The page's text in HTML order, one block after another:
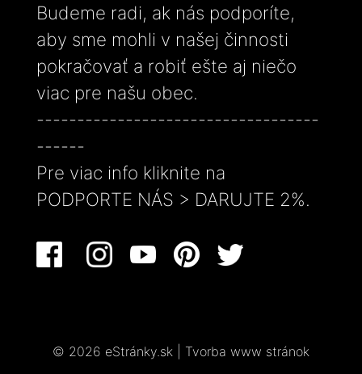
Budeme radi, ak nás podporíte,
aby sme mohli v našej činnosti
pokračovať a robiť ešte aj niečo
viac pre našu obec.
-----------------------------------
------
Pre viac info kliknite na
PODPORTE NÁS > DARUJTE 2%.
© 2026 eStránky.sk Tvorba www stránok